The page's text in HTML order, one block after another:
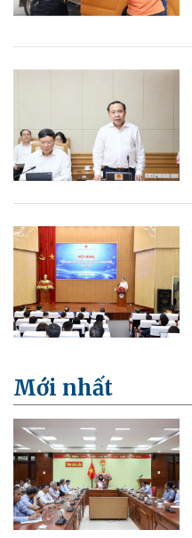
Mới nhất